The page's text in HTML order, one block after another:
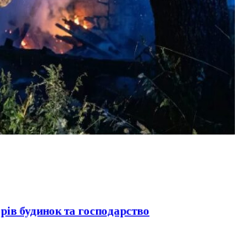
будинок та господарство